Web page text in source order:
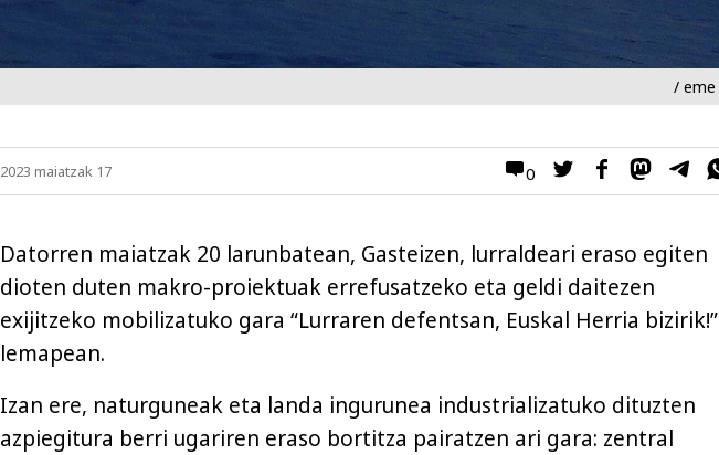
/ eme
0
2023 maiatzak 17
Datorren maiatzak 20 larunbatean, Gasteizen, lurraldeari eraso egiten
dioten duten makro-proiektuak errefusatzeko eta geldi daitezen
exijitzeko mobilizatuko gara “Lurraren defentsan, Euskal Herria bizirik!”
lemapean.
Izan ere, naturguneak eta landa ingurunea industrializatuko dituzten
azpiegitura berri ugariren eraso bortitza pairatzen ari gara: zentral